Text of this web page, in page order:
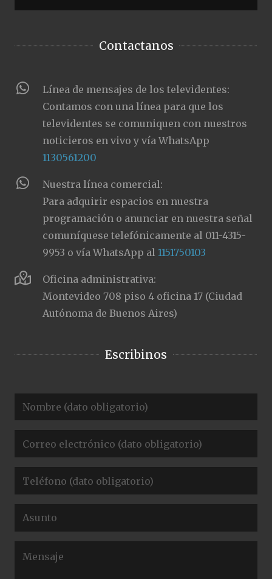
Contactanos
Línea de mensajes de los televidentes:
Contamos con una línea para que los
televidentes se comuniquen con nuestros
noticieros en vivo y vía WhatsApp
1130561200
Nuestra línea comercial:
Para adquirir espacios en nuestra
programación o anunciar en nuestra señal
comuníquese telefónicamente al 011-4315-
9953 o vía WhatsApp al1151750103
Oficina administrativa:
Montevideo 708 piso 4 oficina 17 (Ciudad
Autónoma de Buenos Aires)
Escribinos